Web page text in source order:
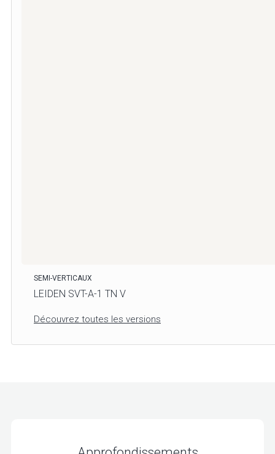
SEMI-VERTICAUX
LEIDEN SVT-A-1 TN V
Découvrez toutes les versions